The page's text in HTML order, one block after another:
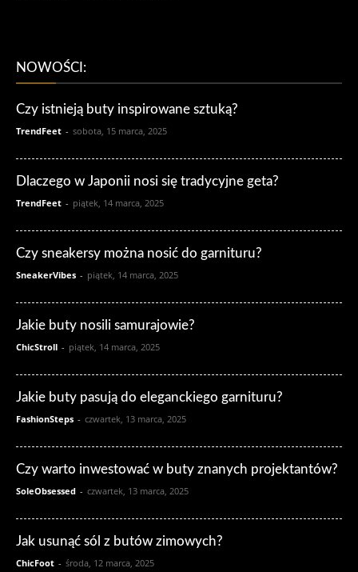
NOWOŚCI:
Czy istnieją buty inspirowane sztuką?
TrendFeet - sobota, 15 marca, 2025
Dlaczego w Japonii nosi się tradycyjne geta?
TrendFeet - piątek, 14 marca, 2025
Czy sneakersy można nosić do garnituru?
SneakerVibes - piątek, 14 marca, 2025
Jakie buty nosili samurajowie?
ChicStroll - piątek, 14 marca, 2025
Jakie buty pasują do eleganckiego garnituru?
FashionSteps - czwartek, 13 marca, 2025
Czy warto inwestować w buty znanych projektantów?
SoleObsessed - czwartek, 13 marca, 2025
Jak usunąć sól z butów zimowych?
ChicFoot - środa, 12 marca, 2025